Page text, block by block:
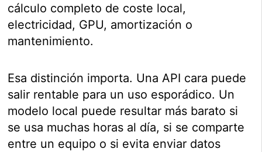
cálculo completo de coste local,
electricidad, GPU, amortización o
mantenimiento.
Esa distinción importa. Una API cara puede
salir rentable para un uso esporádico. Un
modelo local puede resultar más barato si
se usa muchas horas al día, si se comparte
entre un equipo o si evita enviar datos